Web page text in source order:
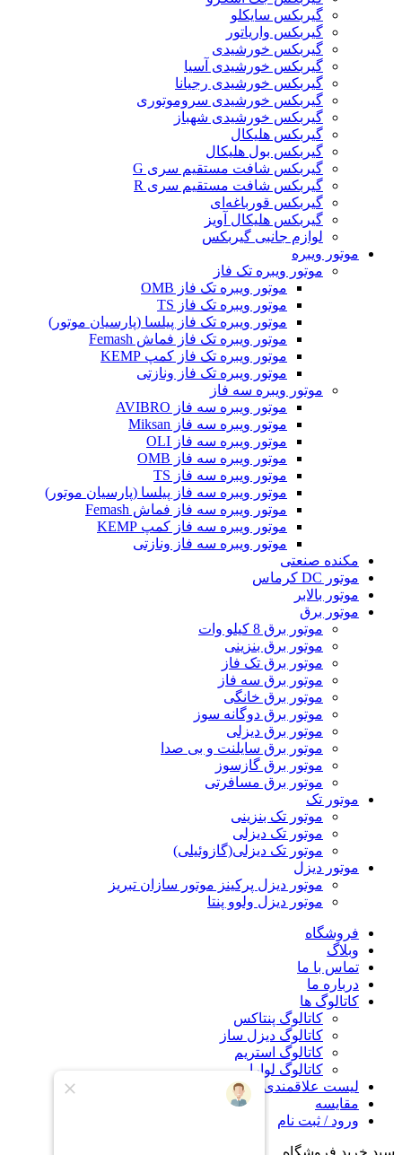
گیربکس سایکلو
گیربکس واریاتور
گیربکس خورشیدی
گیربکس خورشیدی آسیا
گیربکس خورشیدی رجیانا
گیربکس خورشیدی سروموتوری
گیربکس خورشیدی شهباز
گیربکس هلیکال
گیربکس بول هلیکال
گیربکس شافت مستقیم سری G
گیربکس شافت مستقیم سری R
گیربکس قورباغه‌ای
گیربکس هلیکال آویز
لوازم جانبی گیربکس
موتور ویبره
موتور ویبره تک فاز
موتور ویبره تک فاز OMB
موتور ویبره تک فاز TS
موتور ویبره تک فاز پیلسا (پارسیان موتور)
موتور ویبره تک فاز فماش Femash
موتور ویبره تک فاز کمپ KEMP
موتور ویبره تک فاز ونازتی
موتور ویبره سه فاز
موتور ویبره سه فاز AVIBRO
موتور ویبره سه فاز Miksan
موتور ویبره سه فاز OLI
موتور ویبره سه فاز OMB
موتور ویبره سه فاز TS
موتور ویبره سه فاز پیلسا (پارسیان موتور)
موتور ویبره سه فاز فماش Femash
موتور ویبره سه فاز کمپ KEMP
موتور ویبره سه فاز ونازتی
مکنده صنعتی
موتور DC کرماس
موتور بالابر
موتور برق
موتور برق 8 کیلو وات
موتور برق بنزینی
موتور برق تک فاز
موتور برق سه فاز
موتور برق خانگی
موتور برق دوگانه سوز
موتور برق دیزلی
موتور برق سایلنت و بی صدا
موتور برق گازسوز
موتور برق مسافرتی
موتور تک
موتور تک بنزینی
موتور تک دیزلی
موتور تک دیزلی(گازوئیلی)
موتور دیزل
موتور دیزل پرکینز موتور سازان تبریز
موتور دیزل ولوو پنتا
فروشگاه
وبلاگ
تماس با ما
درباره ما
کاتالوگ ها
کاتالوگ پنتاکس
کاتالوگ دیزل ساز
کاتالوگ استریم
کاتالوگ لوارا
لیست علاقمندی
مقایسه
ورود / ثبت نام
سبد خرید فروشگاه